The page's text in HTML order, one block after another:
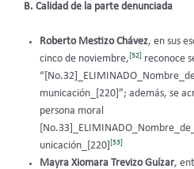
B. Calidad de la parte denunciada
Roberto Mestizo Chávez, en sus
cinco de noviembre,[52] reconoce
municación_[220]”; además, se
persona moral
unicación_[220] [53]
Mayra Xiomara Trevizo Guízar,